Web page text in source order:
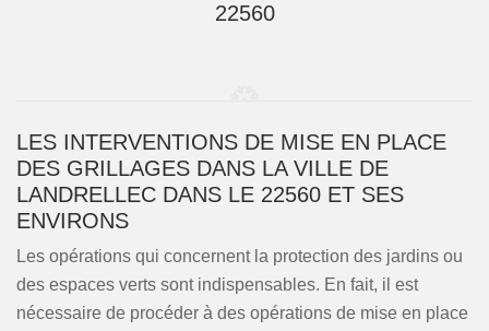
22560
LES INTERVENTIONS DE MISE EN PLACE
DES GRILLAGES DANS LA VILLE DE
LANDRELLEC DANS LE 22560 ET SES
ENVIRONS
Les opérations qui concernent la protection des jardins ou
des espaces verts sont indispensables. En fait, il est
nécessaire de procéder à des opérations de mise en place